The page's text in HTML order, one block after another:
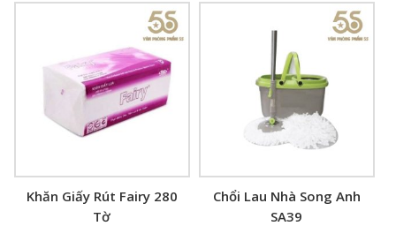
Khăn Giấy Rút Fairy 280
Tờ
Chổi Lau Nhà Song Anh
SA39